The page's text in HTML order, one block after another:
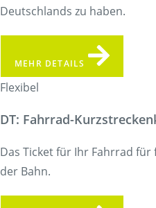
Deutschlands zu haben.
MEHR DETAILS
Flexibel
DT: Fahrrad-
Das Ticket für Ihr Fahrrad
der Bahn.